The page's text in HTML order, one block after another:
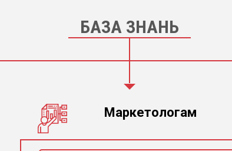
БАЗА ЗНАНЬ
Маркетологам